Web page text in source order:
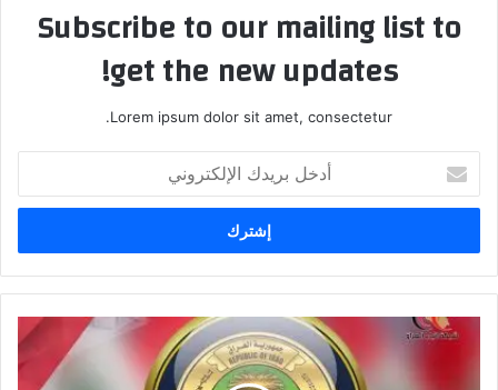
Subscribe to our mailing list to
get the new updates!
Lorem ipsum dolor sit amet, consectetur.
بريدك
الإلكتروني
وزير